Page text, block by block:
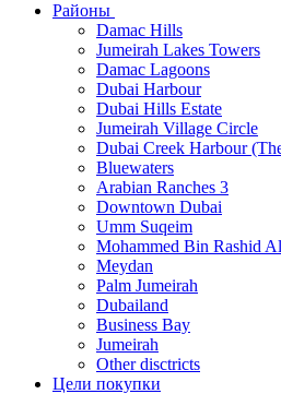
Районы
Damac Hills
Jumeirah Lakes Towers
Damac Lagoons
Dubai Harbour
Dubai Hills Estate
Jumeirah Village Circle
Dubai Creek Harbour
Bluewaters
Arabian Ranches 3
Downtown Dubai
Umm Suqeim
Mohammed Bin Rashid
Meydan
Palm Jumeirah
Dubailand
Business Bay
Jumeirah
Other disctricts
Цели покупки